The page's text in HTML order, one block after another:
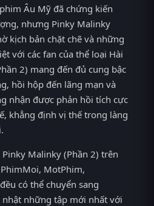
Âu Mỹ đã chứng kiến
nhưng Pinky Malinky
kịch bản chặt chẽ và những
với các fan của thể loại Hài
2) mang đến đủ cung bậc
hồi hộp đến lãng mạn và
nhận được phản hồi tích cực
khẳng định vị thế trong làng
Malinky (Phần 2) trên
MotPhim,
có thể chuyển sang
nhật những tập mới nhất với